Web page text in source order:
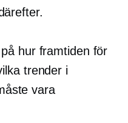
hur framtiden för
trender i
vara